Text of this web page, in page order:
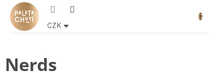
Přejít
obsah
CZK
košík
Nerds